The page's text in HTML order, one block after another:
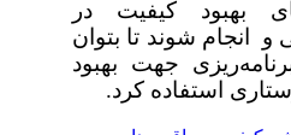
بهبود کیفیت در
انجام شوند تا بتوان
جهت بهبود
استفاده کرد.